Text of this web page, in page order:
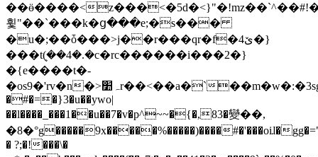
��ӫ����<
휯"��`���k�ց���e;�s���
�u�;��ȱ���>j��r���qr�f�ێ4�}
���tܷ(��4�.�c�rc������i���2�}
�{e����t�-
�os9�'rv�n�>ہ׺r��<��a�`��m�w�:�3sg��o��&ܟd�6�^
�#�=�}3�u��ywo|
��l����_���1��u��7�v�p^~~�{�,83�變��,
�8�°g�����9x�����%�����)����#�'���oiɺ�
� ?;�!���\�